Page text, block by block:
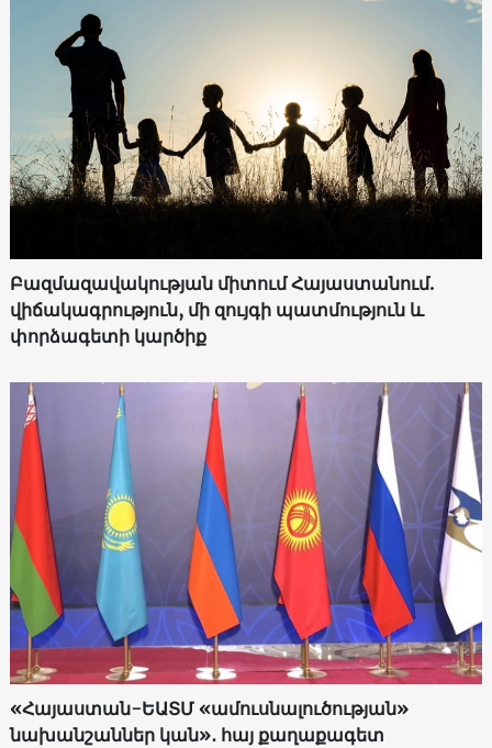
Բազմազավակության միտում Հայաստանում.
վիճակագրություն, մի զույգի պատմություն և
փորձագետի կարծիք
«Հայաստան-ԵԱՏՄ «ամուսնալուծության»
նախանշաններ կան»․ հայ քաղաքագետ